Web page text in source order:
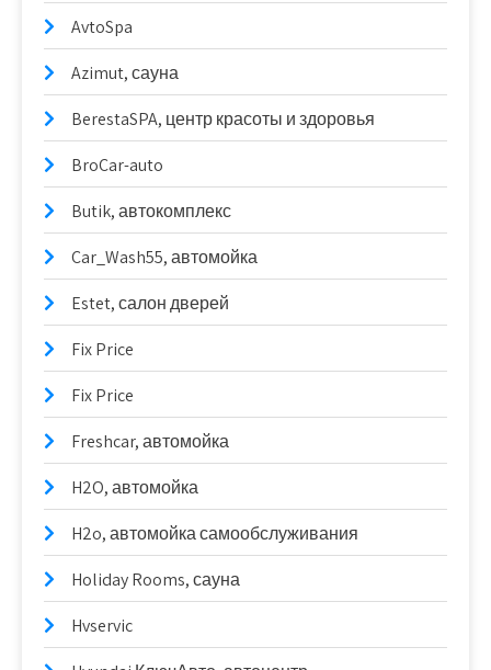
AvtoSpa
Azimut, сауна
BerestaSPA, центр красоты и здоровья
BroCar-auto
Butik, автокомплекс
Car_Wash55, автомойка
Estet, салон дверей
Fix Price
Fix Price
Freshcar, автомойка
H2O, автомойка
H2o, автомойка самообслуживания
Holiday Rooms, сауна
Hvservic